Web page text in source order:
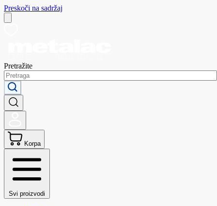
Preskoči na sadržaj
Pretražite
Korpa
Svi proizvodi